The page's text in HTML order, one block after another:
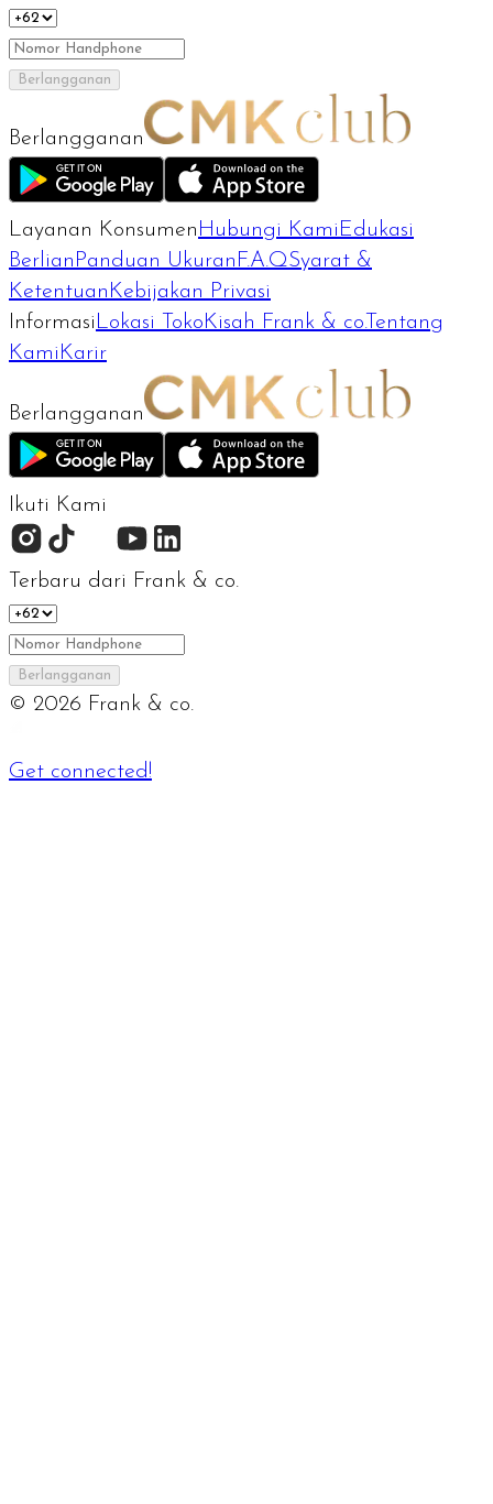
Berlangganan
Berlangganan
Layanan Konsumen Hubungi Kami Edukasi
Berlian Panduan Ukuran F.A.QSyarat &
Ketentuan Kebijakan Privasi
Informasi Lokasi Toko Kisah Frank & co.Tentang
Kami Karir
Berlangganan
Ikuti Kami
Terbaru dari Frank & co.
Berlangganan
© 2026 Frank & co.
Get connected!